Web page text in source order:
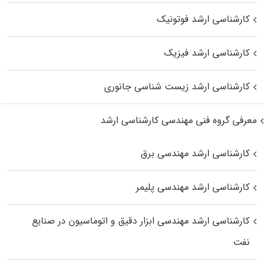
کارشناسی ارشد فوتونیک
کارشناسی ارشد فیزیک
کارشناسی ارشد زیست‌ شناسی جانوری
معرفی گروه فنی مهندسی کارشناسی ارشد
کارشناسی ارشد مهندسی برق
کارشناسی ارشد مهندسی پلیمر
کارشناسی ارشد مهندسی ابزار دقیق و اتوماسیون در صنایع
نفت